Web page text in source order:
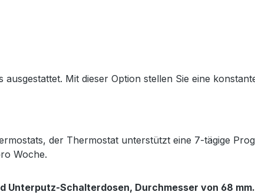
Mit dieser Option stellen Sie eine
der Thermostat unterstützt eine 7-tägige
Woche.
Unterputz-Schalterdosen, Durchmesser von 68 mm.